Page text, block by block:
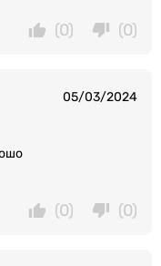
(0)
(0)
05/03/2024
(0)
(0)